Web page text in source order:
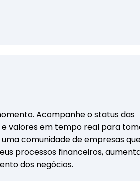
Acompanhe o status das
valores em tempo real para
comunidade de empresas
processos financeiros,
dos negócios.